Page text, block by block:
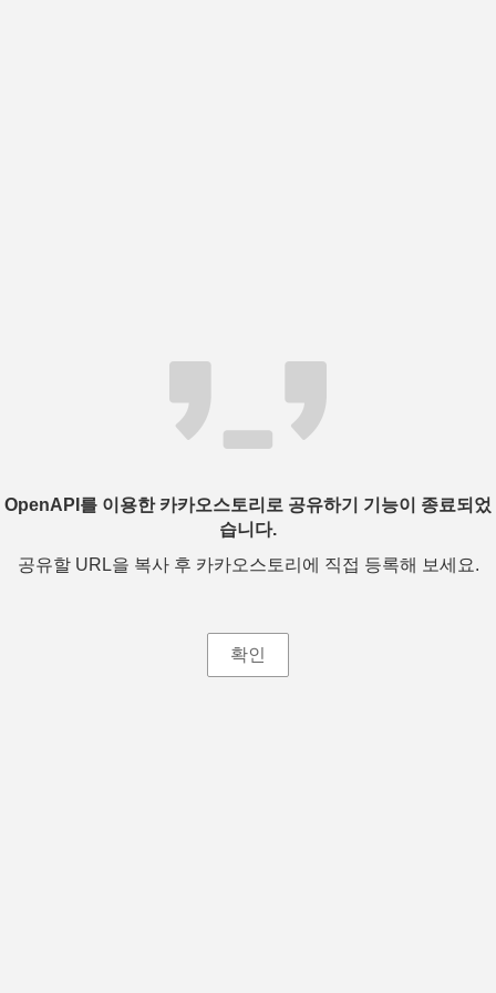
OpenAPI를 이용한 카카오스토리로 공유하기 기능이 종료되었
습니다.
공유할 URL을 복사 후 카카오스토리에 직접 등록해 보세요.
확인